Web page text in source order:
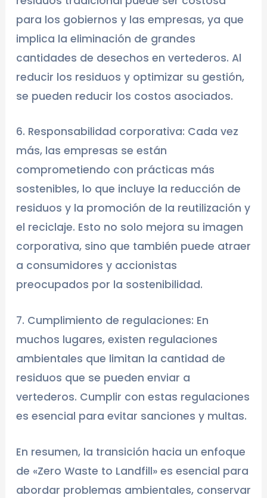
para los gobiernos y las empresas, ya que
implica la eliminación de grandes
cantidades de desechos en vertederos. Al
reducir los residuos y optimizar su gestión,
se pueden reducir los costos asociados.
6. Responsabilidad corporativa: Cada vez
más, las empresas se están
comprometiendo con prácticas más
sostenibles, lo que incluye la reducción de
residuos y la promoción de la reutilización y
el reciclaje. Esto no solo mejora su imagen
corporativa, sino que también puede atraer
a consumidores y accionistas
preocupados por la sostenibilidad.
7. Cumplimiento de regulaciones: En
muchos lugares, existen regulaciones
ambientales que limitan la cantidad de
residuos que se pueden enviar a
vertederos. Cumplir con estas regulaciones
es esencial para evitar sanciones y multas.
En resumen, la transición hacia un enfoque
de «Zero Waste to Landfill» es esencial para
abordar problemas ambientales, conservar